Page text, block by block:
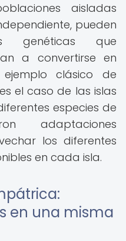
aisladas
pueden
genéticas que
a convertirse en
ejemplo clásico de
el caso de las islas
especies de
adaptaciones
los diferentes
en cada isla.
en una misma